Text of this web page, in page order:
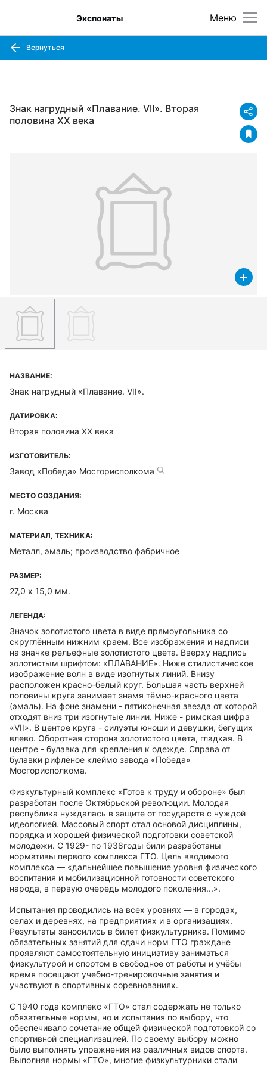
Меню
Экспонаты
Вернуться
Знак нагрудный «Плавание. VII». Вторая
половина ХХ века
НАЗВАНИЕ:
Знак нагрудный «Плавание. VII».
ДАТИРОВКА:
Вторая половина ХХ века
ИЗГОТОВИТЕЛЬ:
Завод «Победа» Мосгорисполкома
МЕСТО СОЗДАНИЯ:
г. Москва
МАТЕРИАЛ, ТЕХНИКА:
Металл, эмаль; производство фабричное
РАЗМЕР:
27,0 х 15,0 мм.
ЛЕГЕНДА:
Значок золотистого цвета в виде прямоугольника со
скруглённым нижним краем. Все изображения и надписи
на значке рельефные золотистого цвета. Вверху надпись
золотистым шрифтом: «ПЛАВАНИЕ». Ниже стилистическое
изображение волн в виде изогнутых линий. Внизу
расположен красно-белый круг. Большая часть верхней
половины круга занимает знамя тёмно-красного цвета
(эмаль). На фоне знамени - пятиконечная звезда от которой
отходят вниз три изогнутые линии. Ниже - римская цифра
«VII». В центре круга - силуэты юноши и девушки, бегущих
влево. Оборотная сторона золотистого цвета, гладкая. В
центре - булавка для крепления к одежде. Справа от
булавки рифлёное клеймо завода «Победа»
Мосгорисполкома.
Физкультурный комплекс «Готов к труду и обороне» был
разработан после Октябрьской революции. Молодая
республика нуждалась в защите от государств с чуждой
идеологией. Массовый спорт стал основой дисциплины,
порядка и хорошей физической подготовки советской
молодежи. С 1929- по 1938годы били разработаны
нормативы первого комплекса ГТО. Цель вводимого
комплекса — «дальнейшее повышение уровня физического
воспитания и мобилизационной готовности советского
народа, в первую очередь молодого поколения...».
Испытания проводились на всех уровнях — в городах,
селах и деревнях, на предприятиях и в организациях.
Результаты заносились в билет физкультурника. Помимо
обязательных занятий для сдачи норм ГТО граждане
проявляют самостоятельную инициативу заниматься
физкультурой и спортом в свободное от работы и учёбы
время посещают учебно-тренировочные занятия и
участвуют в спортивных соревнованиях.
С 1940 года комплекс «ГТО» стал содержать не только
обязательные нормы, но и испытания по выбору, что
обеспечивало сочетание общей физической подготовкой со
спортивной специализацией. По своему выбору можно
было выполнять упражнения из различных видов спорта.
Выполняя нормы «ГТО», многие физкультурники стали